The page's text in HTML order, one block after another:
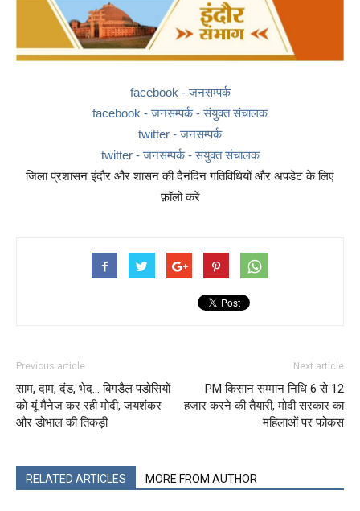
facebook - जनसम्पर्क
facebook - जनसम्पर्क - संयुक्त संचालक
twitter - जनसम्पर्क
twitter - जनसम्पर्क - संयुक्त संचालक
जिला प्रशासन इंदौर और शासन की दैनंदिन गतिविधियों और अपडेट के लिए
फ़ॉलो करें
Previous article
साम, दाम, दंड, भेद… बिगड़ैल पड़ोसियों
को यूं मैनेज कर रही मोदी, जयशंकर
और डोभाल की तिकड़ी
Next article
PM क‍िसान सम्‍मान न‍िध‍ि 6 से 12
हजार करने की तैयारी, मोदी सरकार का
मह‍िलाओं पर फोकस
RELATED ARTICLES MORE FROM AUTHOR